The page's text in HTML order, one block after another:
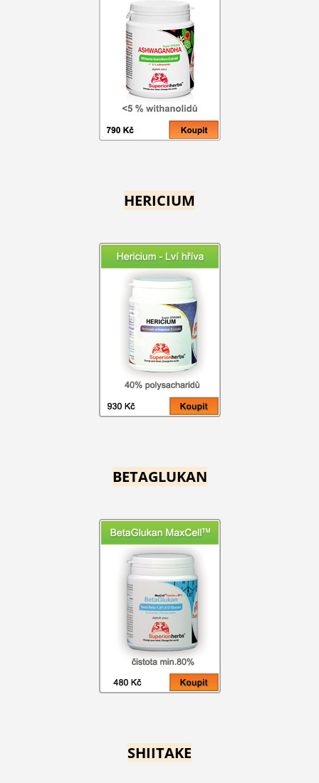
HERICIUM
BETAGLUKAN
SHIITAKE